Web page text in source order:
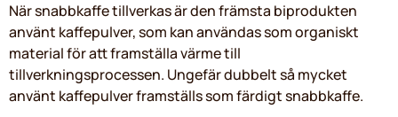
När snabbkaffe tillverkas är den främsta biprodukten
använt kaffepulver, som kan användas som organiskt
material för att framställa värme till
tillverkningsprocessen. Ungefär dubbelt så mycket
använt kaffepulver framställs som färdigt snabbkaffe.